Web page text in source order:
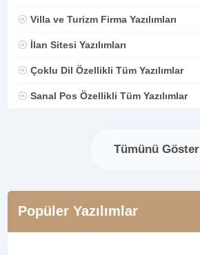
Villa ve Turizm Firma Yazılımları
İlan Sitesi Yazılımları
Çoklu Dil Özellikli Tüm Yazılımlar
Sanal Pos Özellikli Tüm Yazılımlar
Tümünü Göster
Popüler Yazılımlar